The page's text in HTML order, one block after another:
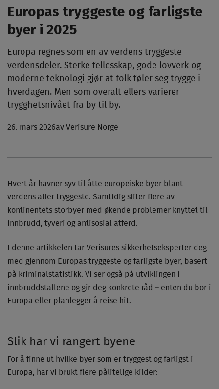
Europas tryggeste og farligste
byer i 2025
Europa regnes som en av verdens tryggeste
verdensdeler. Sterke fellesskap, gode lovverk og
moderne teknologi gjør at folk føler seg trygge i
hverdagen. Men som overalt ellers varierer
trygghetsnivået fra by til by.
26. mars 2026av Verisure Norge
Hvert år havner syv til åtte europeiske byer blant
verdens aller tryggeste. Samtidig sliter flere av
kontinentets storbyer med økende problemer knyttet til
innbrudd, tyveri og antisosial atferd.
I denne artikkelen tar Verisures sikkerhetseksperter deg
med gjennom Europas tryggeste og farligste byer, basert
på kriminalstatistikk. Vi ser også på utviklingen i
innbruddstallene og gir deg konkrete råd – enten du bor i
Europa eller planlegger å reise hit.
Slik har vi rangert byene
For å finne ut hvilke byer som er tryggest og farligst i
Europa, har vi brukt flere pålitelige kilder: